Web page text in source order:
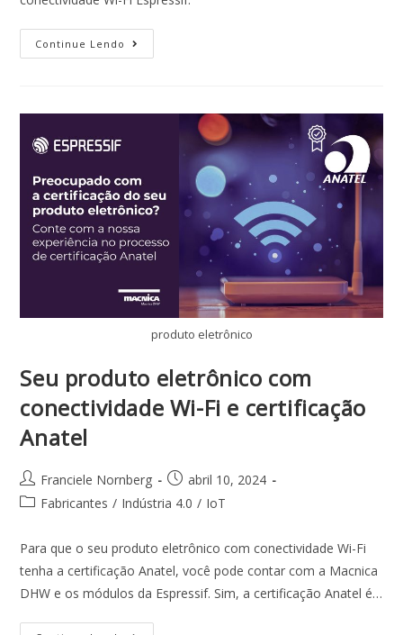
Continue Lendo
produto eletrônico
Seu produto eletrônico com
conectividade Wi-Fi e certificação
Anatel
Franciele Nornberg
abril 10, 2024
Fabricantes / Indústria 4.0 / IoT
Para que o seu produto eletrônico com conectividade Wi-Fi
tenha a certificação Anatel, você pode contar com a Macnica
DHW e os módulos da Espressif. Sim, a certificação Anatel é…